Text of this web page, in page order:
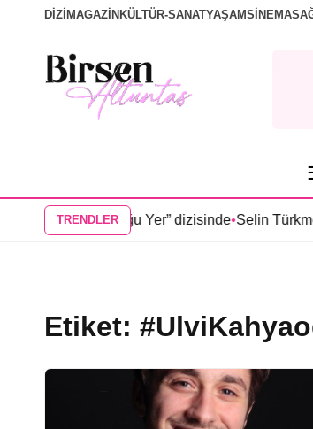
DİZİ MAGAZİN KÜLTÜR-SANATYAŞAMSİNEMA
TRENDLER
Doğduğu Yer” dizisinde•Selin Türkmen
Etiket: